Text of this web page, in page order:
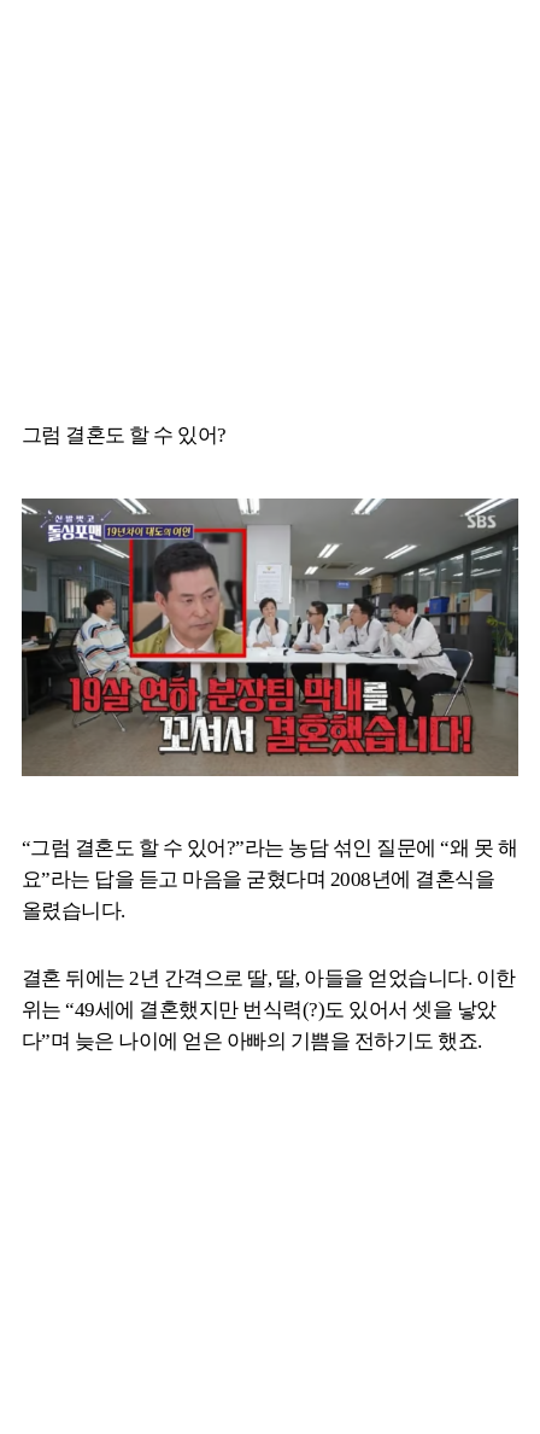
그럼 결혼도 할 수 있어?
“그럼 결혼도 할 수 있어?”라는 농담 섞인 질문에 “왜 못 해
요”라는 답을 듣고 마음을 굳혔다며 2008년에 결혼식을
올렸습니다.
결혼 뒤에는 2년 간격으로 딸, 딸, 아들을 얻었습니다. 이한
위는 “49세에 결혼했지만 번식력(?)도 있어서 셋을 낳았
다”며 늦은 나이에 얻은 아빠의 기쁨을 전하기도 했죠.